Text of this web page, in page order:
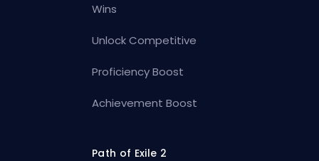
Wins
Unlock Competitive
Proficiency Boost
Achievement Boost
Path of Exile 2